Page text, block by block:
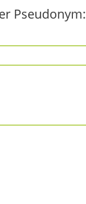
Pseudonym: